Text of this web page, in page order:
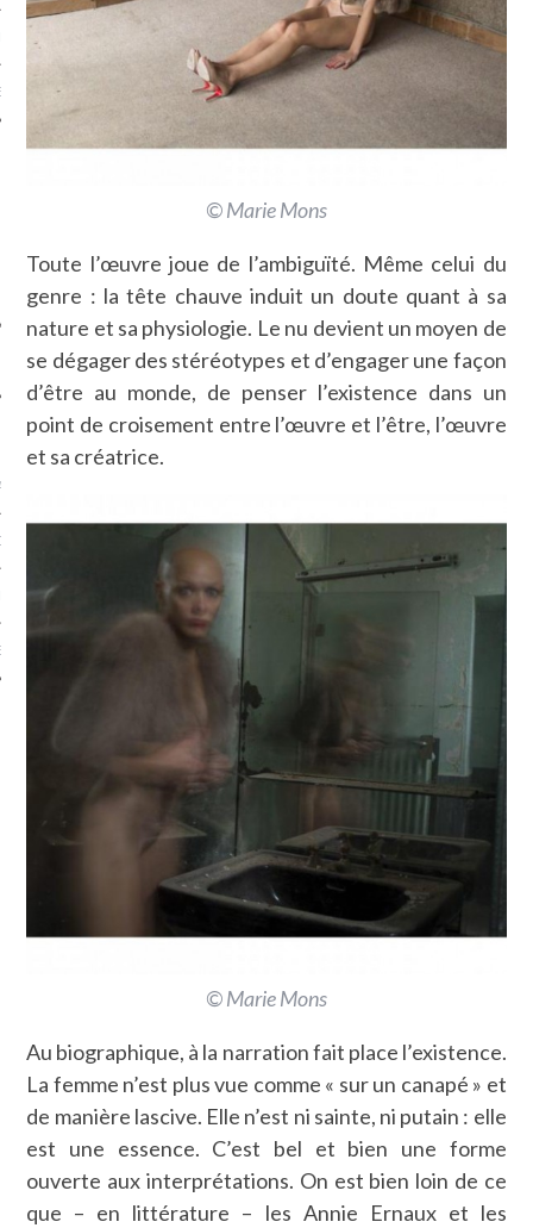
CARAVELLE
CARAVELLE
PODCAST
© Marie Mons
Toute l’œuvre joue de l’ambiguïté. Même celui du
genre : la tête chauve induit un doute quant à sa
nature et sa physiologie. Le nu devient un moyen de
se dégager des stéréotypes et d’engager une façon
d’être au monde, de penser l’existence dans un
point de croisement entre l’œuvre et l’être, l’œuvre
et sa créatrice.
© Marie Mons
Au biographique, à la narration fait place l’existence.
La femme n’est plus vue comme « sur un canapé » et
de manière lascive. Elle n’est ni sainte, ni putain : elle
est une essence. C’est bel et bien une forme
ouverte aux interprétations. On est bien loin de ce
que – en littérature – les Annie Ernaux et les